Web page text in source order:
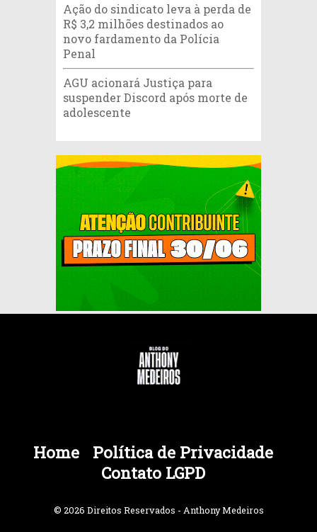
Ação do sindicato leva à perda de
R$ 3,2 milhões destinados ao
novo fardamento da Polícia
Penal
AGU acionará Justiça para
suspender Discord após morte de
adolescente
Home
Política de Privacidade
Contato LGPD
© 2026 Direitos Reservados - Anthony Medeiros